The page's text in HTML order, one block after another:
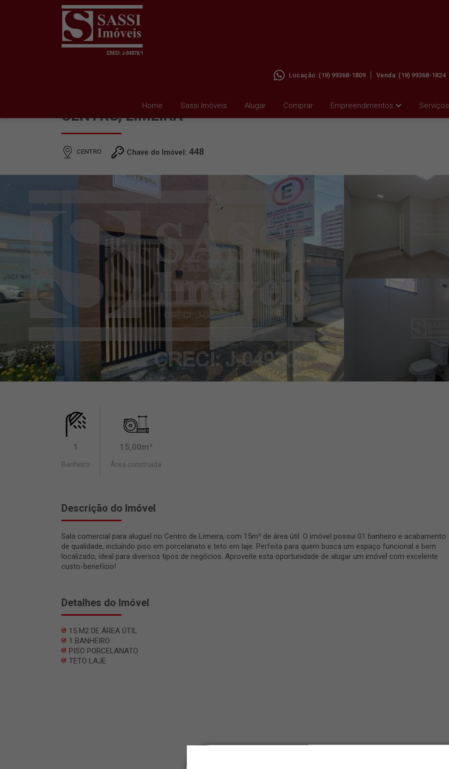
Home Sassi Imóveis Alugar Comprar Empreendimentos Serviços
Locação: (19) 99368-1809 Venda: (19) 99368-1824
CENTRO, LIMEIRA
CENTRO Chave do Imóvel: 448
1
Banheiro
15,00m²
Área construída
Descrição do Imóvel
Sala comercial para aluguel no Centro de Limeira, com 15m² de área útil. O imóvel possui 01 banheiro e acabamento
de qualidade, incluindo piso em porcelanato e teto em laje. Perfeita para quem busca um espaço funcional e bem
localizado, ideal para diversos tipos de negócios. Aproveite esta oportunidade de alugar um imóvel com excelente
custo-benefício!
Detalhes do Imóvel
15 M2 DE ÁREA ÚTIL
1 BANHEIRO
PISO PORCELANATO
TETO LAJE